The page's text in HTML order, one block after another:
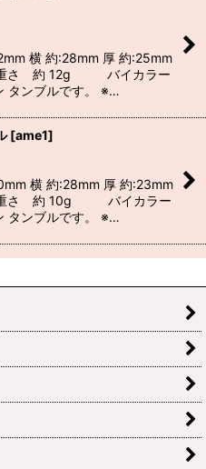
む横 約:28mm 厚 約:25mm
重さ 約 12g バイカラー
タンブルです。 ※…
[ame1]
横 約:28mm 厚 約:23mm
重さ 約 10g バイカラー
タンブルです。 ※…